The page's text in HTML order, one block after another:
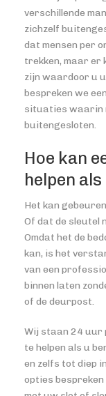
verschillende
zichzelf
dat mensen per
trekken, maar er
zijn waardoor u
bespreken we
situaties waarin
buitengesloten.
Hoe kan
helpen
Het kan
Of dat de sleutel
Omdat het de
kan, is het
van een
binnen laten
of de deurpost.
Wij staan 24 uur
te helpen als u
en zelfs tot diep
opties bespreken